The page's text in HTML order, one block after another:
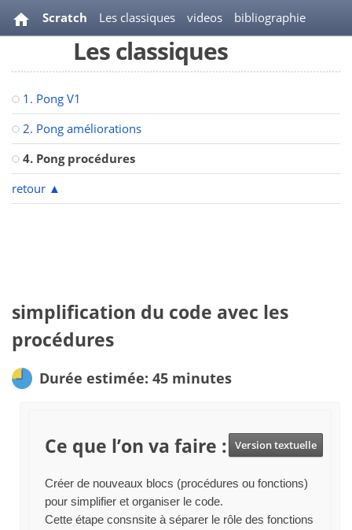
Scratch Les classiques videos bibliographie
Les classiques
1. Pong V1
2. Pong améliorations
4. Pong procédures
retour ▲
simplification du code avec les
procédures
Durée estimée: 45 minutes
Version textuelle
Ce que l’on va faire :
Créer de nouveaux blocs (procédures ou fonctions)
pour simplifier et organiser le code.
Cette étape consnsite à séparer le rôle des fonctions